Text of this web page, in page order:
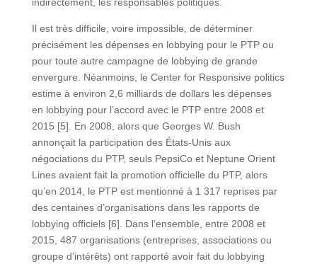
indirectement, les responsables politiques.
Il est très difficile, voire impossible, de déterminer
précisément les dépenses en lobbying pour le PTP ou
pour toute autre campagne de lobbying de grande
envergure. Néanmoins, le Center for Responsive politics
estime à environ 2,6 milliards de dollars les dépenses
en lobbying pour l’accord avec le PTP entre 2008 et
2015 [5]. En 2008, alors que Georges W. Bush
annonçait la participation des États-Unis aux
négociations du PTP, seuls PepsiCo et Neptune Orient
Lines avaient fait la promotion officielle du PTP, alors
qu’en 2014, le PTP est mentionné à 1 317 reprises par
des centaines d’organisations dans les rapports de
lobbying officiels [6]. Dans l’ensemble, entre 2008 et
2015, 487 organisations (entreprises, associations ou
groupe d’intérêts) ont rapporté avoir fait du lobbying